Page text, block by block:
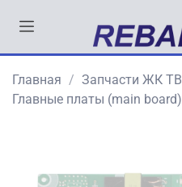
Главная
Запчасти ЖК ТВ
Главные платы (main board)